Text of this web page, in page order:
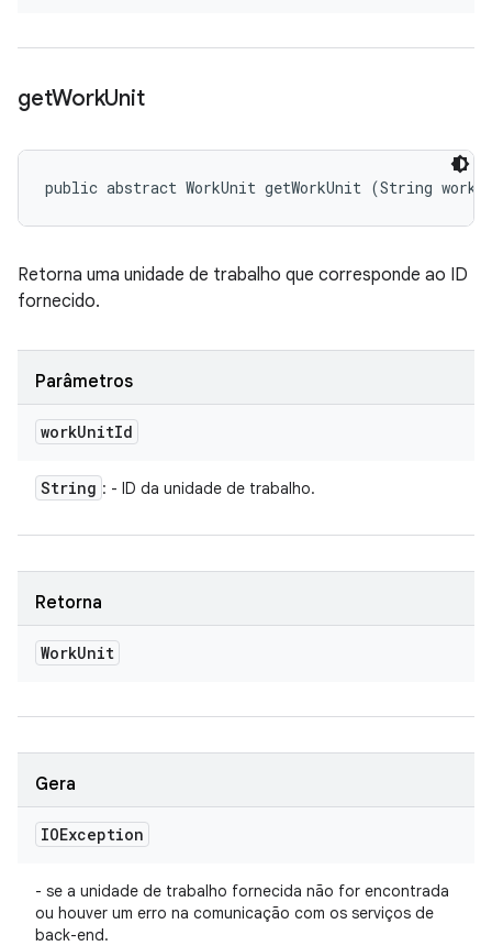
getWorkUnit
public abstract WorkUnit getWorkUnit (String
Retorna uma unidade de trabalho que corresponde ao ID
fornecido.
Parâmetros
workUnitId
String : - ID da unidade de trabalho.
Retorna
WorkUnit
Gera
IOException
- se a unidade de trabalho fornecida não for encontrada
ou houver um erro na comunicação com os serviços de
back-end.